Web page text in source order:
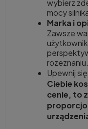
wybierz
mocy
Marka i
Zawsze
rozeznaniu.
Upewnij
Ciebie
cenie, to